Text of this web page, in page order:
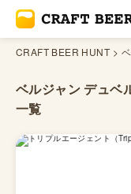
CRAFT BEER HUNT
ベルジャン デュベ
一覧